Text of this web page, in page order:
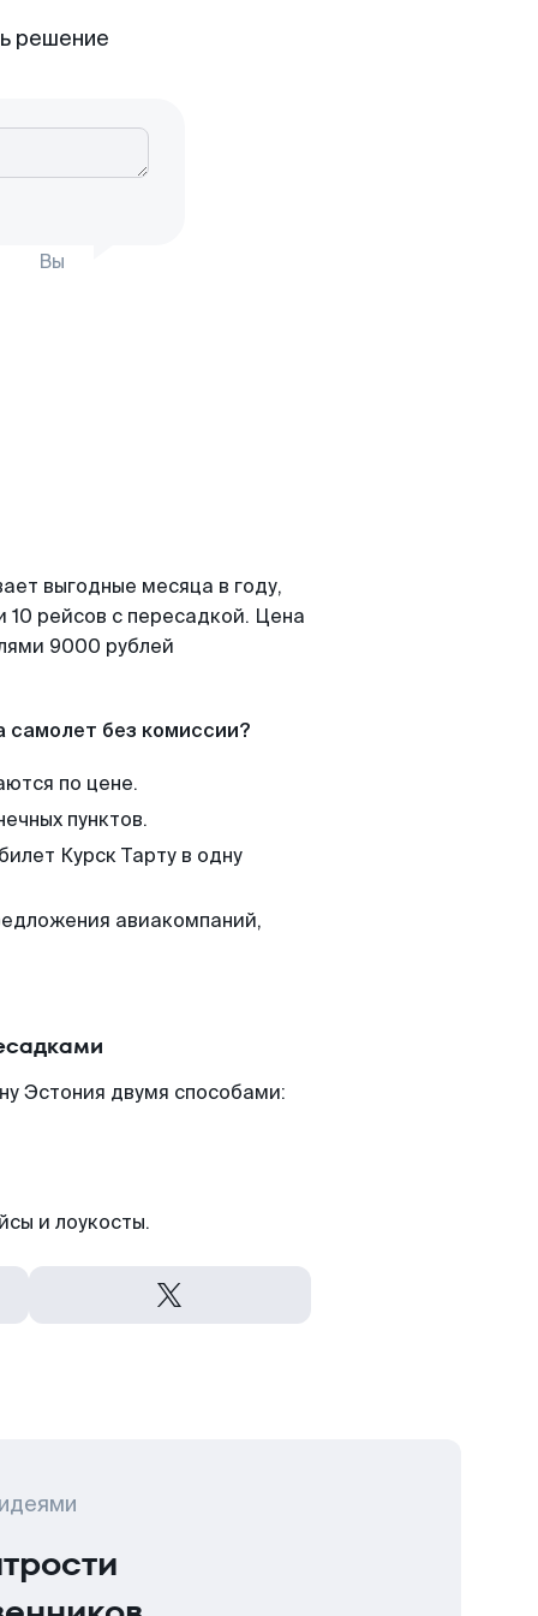
решение
Вы
выгодные месяца в году,
рейсов с пересадкой. Цена
9000 рублей
самолет без комиссии?
по цене.
пунктов.
Курск Тарту в одну
авиакомпаний,
Эстония двумя способами:
и лоукосты.